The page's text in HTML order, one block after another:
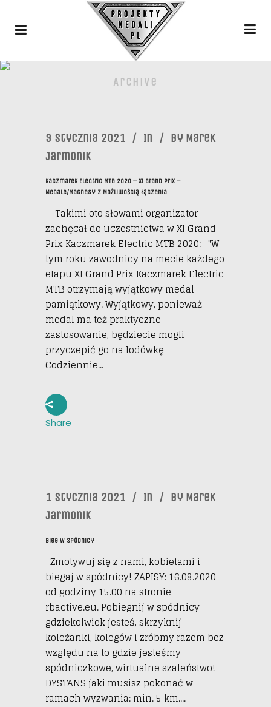
Archive
3 Stycznia 2021 In By Marek
Jarmonik
Kaczmarek Electric MTB 2020 – XI Grand Prix –
Medale/magnesy Z Możliwością Łączenia
Takimi oto słowami organizator
zachęcał do uczestnictwa w XI Grand
Prix Kaczmarek Electric MTB 2020: "W
tym roku zawodnicy na mecie każdego
etapu XI Grand Prix Kaczmarek Electric
MTB otrzymają wyjątkowy medal
pamiątkowy. Wyjątkowy, ponieważ
medal ma też praktyczne
zastosowanie, będziecie mogli
przyczepić go na lodówkę
Codziennie...
Share
1 Stycznia 2021 In By Marek
Jarmonik
Bieg W Spódnicy
Zmotywuj się z nami, kobietami i
biegaj w spódnicy! ZAPISY: 16.08.2020
od godziny 15.00 na stronie
rbactive.eu. Pobiegnij w spódnicy
gdziekolwiek jesteś, skrzyknij
koleżanki, kolegów i zróbmy razem bez
względu na to gdzie jesteśmy
spódniczkowe, wirtualne szaleństwo!
DYSTANS jaki musisz pokonać w
ramach wyzwania: min. 5 km....